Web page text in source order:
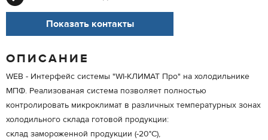
Показать контакты
ОПИСАНИЕ
WEB - Интерфейс системы "WI-КЛИМАТ Про" на холодильнике
МПФ. Реализованая система позволяет полностью
контролировать микроклимат в различных температурных зонах
холодильного склада готовой продукции:
склад замороженной продукции (-20°С),